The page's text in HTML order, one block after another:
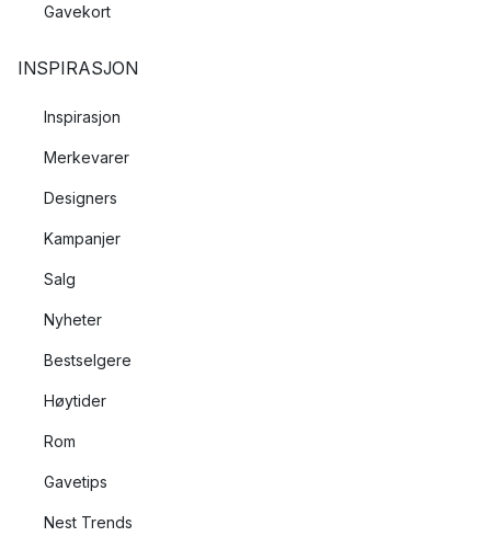
Gavekort
INSPIRASJON
Inspirasjon
Merkevarer
Designers
Kampanjer
Salg
Nyheter
Bestselgere
Høytider
Rom
Gavetips
Nest Trends